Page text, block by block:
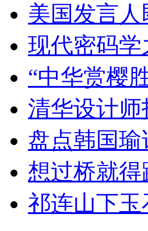
美国发言
现代密码
“中华赏樱
清华设计
盘点韩国瑜
想过桥就得
祁连山下